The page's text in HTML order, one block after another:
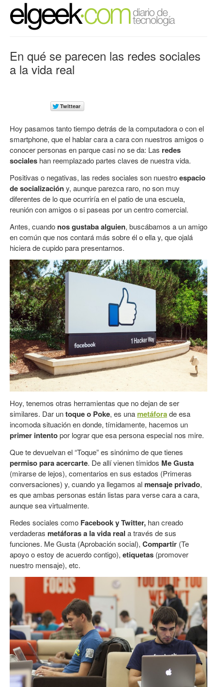
En qué se parecen las redes sociales
a la vida real
Hoy pasamos tanto tiempo detrás de la computadora o con el
smartphone, que el hablar cara a cara con nuestros amigos o
conocer personas en parque casi no se da: Las redes
sociales han reemplazado partes claves de nuestra vida.
Positivas o negativas, las redes sociales son nuestroespacio
de socializacióny, aunque parezca raro, no son muy
diferentes de lo que ocurriría en el patio de una escuela,
reunión con amigos o si paseas por un centro comercial.
Antes, cuando nos gustaba alguien, buscábamos a un amigo
en común que nos contará más sobre él o ella y, que ojalá
hiciera de cupido para presentarnos.
Hoy, tenemos otras herramientas que no dejan de ser
similares. Dar untoque o Poke, es una metáforade esa
incomoda situación en donde, tímidamente, hacemos un
primer intentopor lograr que esa persona especial nos mire.
Que te devuelvan el “Toque” es sinónimo de que tienes
permiso para acercarte. De allí vienen tímidos Me Gusta
(mirarse de lejos), comentarios en sus estados (Primeras
conversaciones) y, cuando ya llegamos al mensaje privado,
es que ambas personas están listas para verse cara a cara,
aunque sea virtualmente.
Redes sociales como Facebook y Twitter, han creado
verdaderas metáforasa la vida real a través de sus
funciones. Me Gusta (Aprobación social), Compartir (Te
apoyo o estoy de acuerdo contigo), etiquetas (promover
nuestro mensaje), etc.